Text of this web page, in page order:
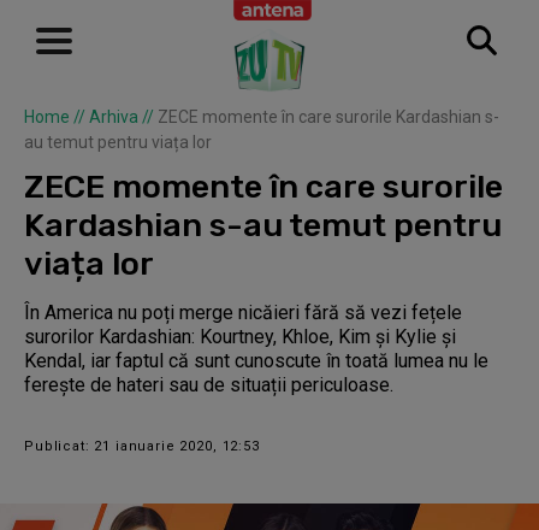
Home // Arhiva // ZECE momente în care surorile Kardashian s-
au temut pentru viața lor
ZECE momente în care surorile
Kardashian s-au temut pentru
viața lor
În America nu poți merge nicăieri fără să vezi fețele
surorilor Kardashian: Kourtney, Khloe, Kim și Kylie și
Kendal, iar faptul că sunt cunoscute în toată lumea nu le
ferește de hateri sau de situații periculoase.
Publicat: 21 ianuarie 2020, 12:53